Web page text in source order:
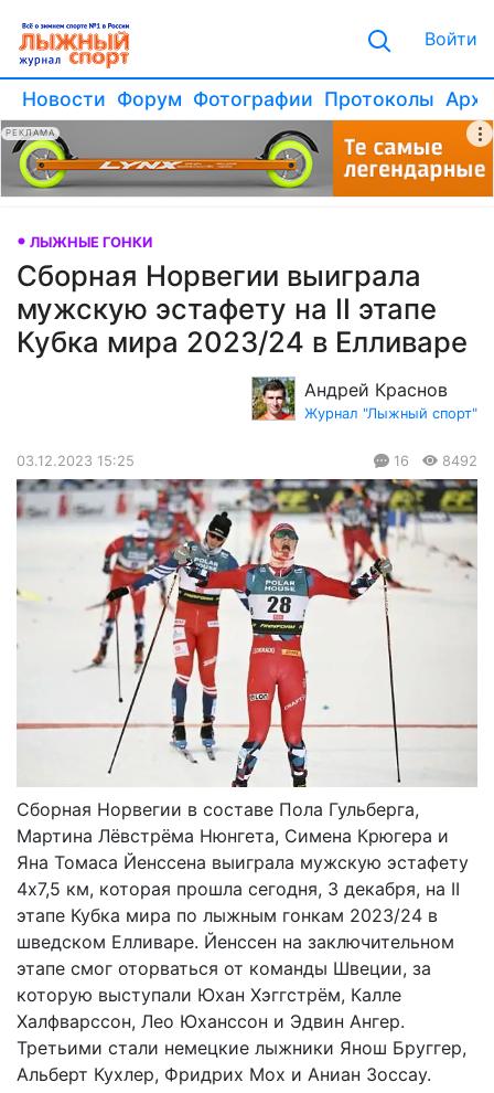
Войти
Новости Форум Фотографии Протоколы
РЕКЛАМА
ЛЫЖНЫЕ ГОНКИ
Сборная Норвегии выиграла
мужскую эстафету на II этапе
Кубка мира 2023/24 в Елливаре
Андрей Краснов
Журнал "Лыжный спорт"
03.12.2023 15:25 16 8492
Сборная Норвегии в составе Пола Гульберга,
Мартина Лёвстрёма Нюнгета, Симена Крюгера и
Яна Томаса Йенссена выиграла мужскую эстафету
4х7,5 км, которая прошла сегодня, 3 декабря, на II
этапе Кубка мира по лыжным гонкам 2023/24 в
шведском Елливаре. Йенссен на заключительном
этапе смог оторваться от команды Швеции, за
которую выступали Юхан Хэггстрём, Калле
Халфварссон, Лео Юханссон и Эдвин Ангер.
Третьими стали немецкие лыжники Янош Бруггер,
Альберт Кухлер, Фридрих Мох и Аниан Зоссау.